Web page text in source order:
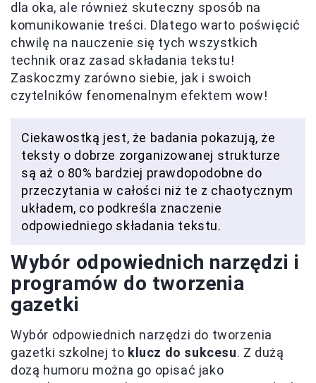
dla oka, ale również skuteczny sposób na
komunikowanie treści. Dlatego warto poświęcić
chwilę na nauczenie się tych wszystkich
technik oraz zasad składania tekstu!
Zaskoczmy zarówno siebie, jak i swoich
czytelników fenomenalnym efektem wow!
Ciekawostką jest, że badania pokazują, że
teksty o dobrze zorganizowanej strukturze
są aż o 80% bardziej prawdopodobne do
przeczytania w całości niż te z chaotycznym
układem, co podkreśla znaczenie
odpowiedniego składania tekstu.
Wybór odpowiednich narzędzi i
programów do tworzenia
gazetki
Wybór odpowiednich narzędzi do tworzenia
gazetki szkolnej to klucz do sukcesu. Z dużą
dozą humoru można go opisać jako